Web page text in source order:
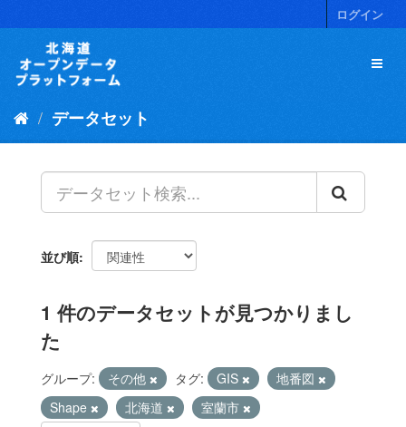
キ
ログイン
データセット
並び順
1 件のデータセットが見つかりまし
た
グループ: その他 タグ: GIS
地番図
Shape
北海道
室蘭市